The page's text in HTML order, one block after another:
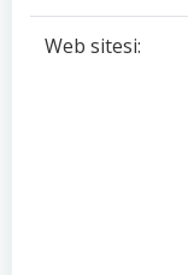
Web sitesi: